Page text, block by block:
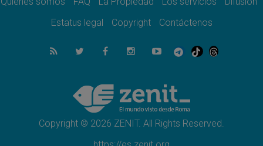
SIGNIS 2026, dar voz a las religiosas en el
07.08.2026
Lanzan un proyecto de empoderamiento
Programa oficial del Viaje Apostólico del
Papa León XIV a Francia
Estatus legal
Copyright Contáctenos
Copyright © 2026 ZENIT. All Rights Reserved.